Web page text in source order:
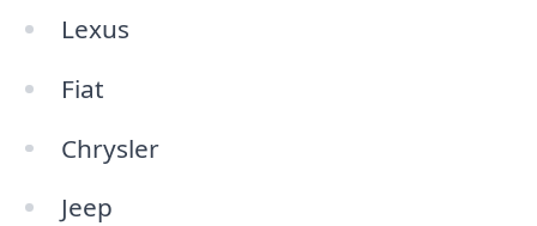
Lexus
Fiat
Chrysler
Jeep